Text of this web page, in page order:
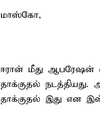
மாஸ்கோ,
ஈரான் மீது ஆபரேஷன்
தாக்குதல்
தாக்குதல் இது என